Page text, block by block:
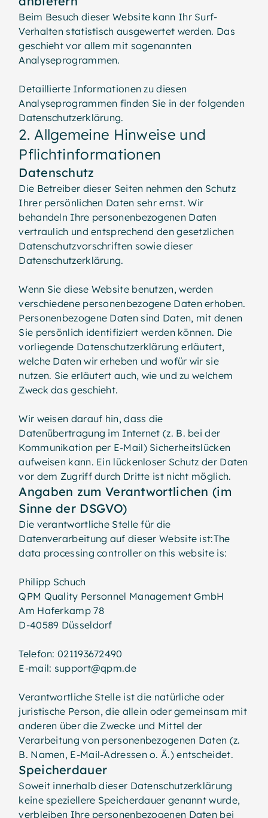
Beim Besuch dieser Website kann Ihr Surf-
Verhalten statistisch ausgewertet werden. Das
geschieht vor allem mit sogenannten
Analyseprogrammen.
Detaillierte Informationen zu diesen
Analyseprogrammen finden Sie in der folgenden
Datenschutzerklärung.
2. Allgemeine Hinweise und
Pflicht­informationen
Datenschutz
Die Betreiber dieser Seiten nehmen den Schutz
Ihrer persönlichen Daten sehr ernst. Wir
behandeln Ihre personenbezogenen Daten
vertraulich und entsprechend den gesetzlichen
Datenschutzvorschriften sowie dieser
Datenschutzerklärung.
Wenn Sie diese Website benutzen, werden
verschiedene personenbezogene Daten erhoben.
Personenbezogene Daten sind Daten, mit denen
Sie persönlich identifiziert werden können. Die
vorliegende Datenschutzerklärung erläutert,
welche Daten wir erheben und wofür wir sie
nutzen. Sie erläutert auch, wie und zu welchem
Zweck das geschieht.
Wir weisen darauf hin, dass die
Datenübertragung im Internet (z. B. bei der
Kommunikation per E-Mail) Sicherheitslücken
aufweisen kann. Ein lückenloser Schutz der Daten
vor dem Zugriff durch Dritte ist nicht möglich.
Angaben zum Verantwortlichen (im
Sinne der DSGVO)
Die verantwortliche Stelle für die
Datenverarbeitung auf dieser Website ist:The
data processing controller on this website is:
Philipp Schuch
QPM Quality Personnel Management GmbH
Am Haferkamp 78
D-40589 Düsseldorf
Telefon: 021193672490
E-mail: support@qpm.de
Verantwortliche Stelle ist die natürliche oder
juristische Person, die allein oder gemeinsam mit
anderen über die Zwecke und Mittel der
Verarbeitung von personenbezogenen Daten (z.
B. Namen, E-Mail-Adressen o. Ä.) entscheidet.
Speicherdauer
Soweit innerhalb dieser Datenschutzerklärung
keine speziellere Speicherdauer genannt wurde,
verbleiben Ihre personenbezogenen Daten bei